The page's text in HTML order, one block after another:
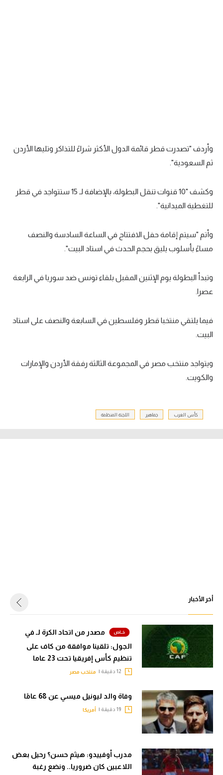
وأردف "تصدرت قطر قائمة الدول الأكثر شراءً للتذاكر وتليها الأردن
ثم السعودية".
وكشف "10 قنوات تنقل البطولة، بالإضافة لـ 15 ستتواجد في قطر
للتغطية الميدانية".
وأتم "سيتم إقامة حفل الافتتاح في الساعة السادسة والنصف
مساءً بأسلوب يليق بحجم الحدث في استاد البيت".
وتبدأ البطولة يوم الإثنين المقبل بلقاء تونس ضد سوريا في الرابعة
عصرا.
فيما يلتقي منتخبا قطر وفلسطين في السابعة والنصف على استاد
البيت.
ويتواجد منتخب مصر في المجموعة الثالثة رفقة الأردن والإمارات
والكويت.
كأس العرب جماهير اللجنة المنظمة
أخر الأخبار
مصدر من اتحاد الكرة لـ في
الجول: تلقينا موافقة من كاف على
تنظيم كأس إفريقيا تحت 23 عاما
منتخب مصر
وفاة والد ليونيل ميسي عن 68 عامًا
أمريكا
مدرب أوفييدو: هيثم حسن؟ رحيل بعض
اللاعبين كان ضروريا.. ونضع رغبة